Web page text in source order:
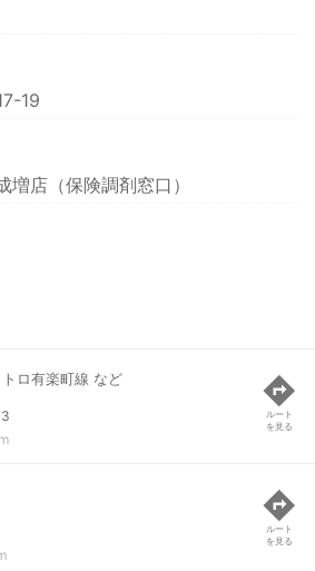
19
店（保険調剤窓口）
ロ有楽町線 など
ルート
を見る
ルート
を見る